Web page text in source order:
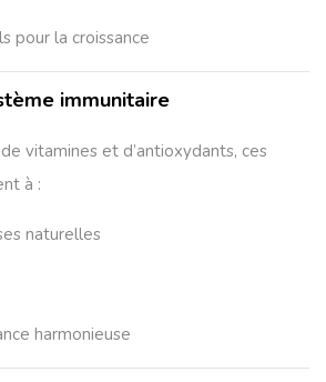
pour la croissance
immunitaire
vitamines et d’antioxydants, ces
à :
naturelles
harmonieuse